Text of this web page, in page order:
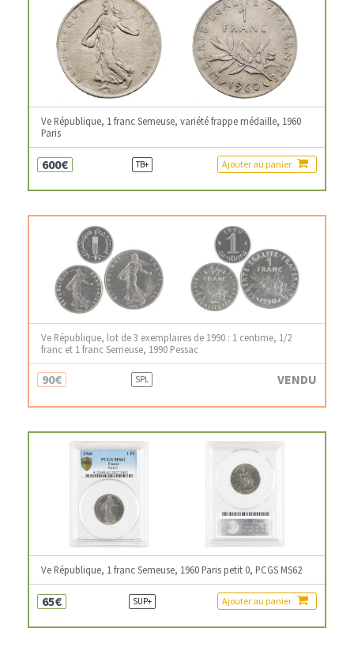
Ve République, 1 franc Semeuse, variété frappe médaille, 1960
Paris
600€ TB+ Ajouter au panier
Ve République, lot de 3 exemplaires de 1990 : 1 centime, 1/2
franc et 1 franc Semeuse, 1990 Pessac
90€ SPL VENDU
Ve République, 1 franc Semeuse, 1960 Paris petit 0, PCGS MS62
65€ SUP+ Ajouter au panier